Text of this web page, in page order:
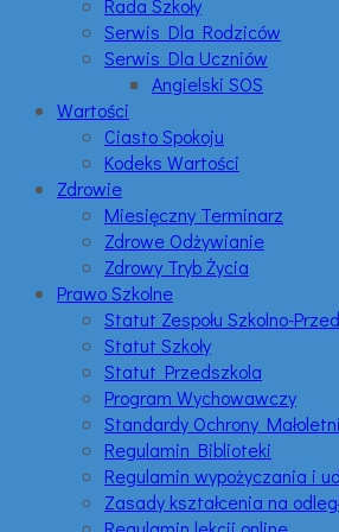
Rada Szkoły
Serwis Dla Rodziców
Serwis Dla Uczniów
Angielski SOS
Wartości
Ciasto Spokoju
Kodeks Wartości
Zdrowie
Miesięczny Terminarz
Zdrowe Odżywianie
Zdrowy Tryb Życia
Prawo Szkolne
Statut Zespołu Szkolno-
Statut Szkoły
Statut Przedszkola
Program Wychowawczy
Standardy Ochrony
Regulamin Biblioteki
Regulamin wypożyczania i
Zasady kształcenia na